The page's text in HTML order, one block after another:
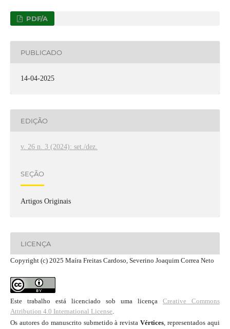
PDF/A
PUBLICADO
14-04-2025
EDIÇÃO
v. 26 n. 3 (2024): set./dez.
SEÇÃO
Artigos Originais
LICENÇA
Copyright (c) 2025 Maíra Freitas Cardoso, Severino Joaquim Correa Neto
Este trabalho está licenciado sob uma licençaCreative Commons
Attribution 4.0 International License.
Os autores do manuscrito submetido à revistaVértices, representados aqui